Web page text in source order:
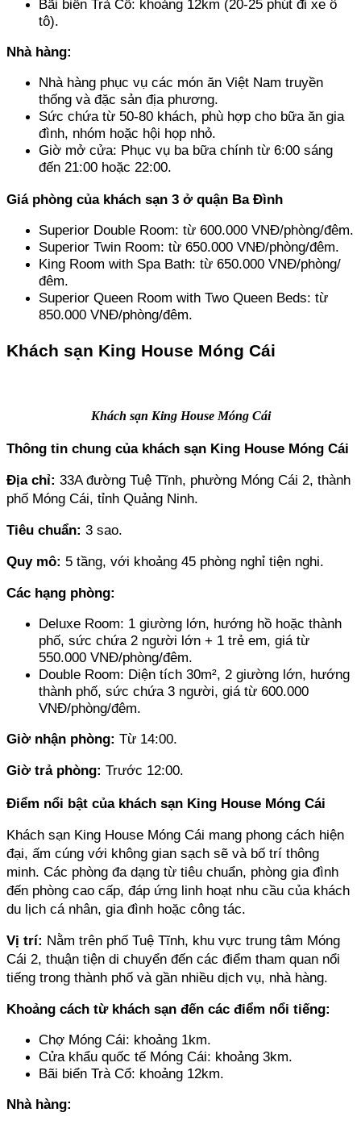
Bãi biển Trà Cổ: khoảng 12km (20-25 phút đi xe ô
tô).
Nhà hàng:
Nhà hàng phục vụ các món ăn Việt Nam truyền
thống và đặc sản địa phương.
Sức chứa từ 50-80 khách, phù hợp cho bữa ăn gia
đình, nhóm hoặc hội họp nhỏ.
Giờ mở cửa: Phục vụ ba bữa chính từ 6:00 sáng
đến 21:00 hoặc 22:00.
Giá phòng của khách sạn 3 ở quận Ba Đình
Superior Double Room: từ 600.000 VNĐ/phòng/đêm.
Superior Twin Room: từ 650.000 VNĐ/phòng/đêm.
King Room with Spa Bath: từ 650.000 VNĐ/phòng/
đêm.
Superior Queen Room with Two Queen Beds: từ
850.000 VNĐ/phòng/đêm.
Khách sạn King House Móng Cái
Khách sạn King House Móng Cái
Thông tin chung của khách sạn King House Móng Cái
Địa chỉ: 33A đường Tuệ Tĩnh, phường Móng Cái 2, thành
phố Móng Cái, tỉnh Quảng Ninh.
Tiêu chuẩn: 3 sao.
Quy mô: 5 tầng, với khoảng 45 phòng nghỉ tiện nghi.
Các hạng phòng:
Deluxe Room: 1 giường lớn, hướng hồ hoặc thành
phố, sức chứa 2 người lớn + 1 trẻ em, giá từ
550.000 VNĐ/phòng/đêm.
Double Room: Diện tích 30m², 2 giường lớn, hướng
thành phố, sức chứa 3 người, giá từ 600.000
VNĐ/phòng/đêm.
Giờ nhận phòng: Từ 14:00.
Giờ trả phòng: Trước 12:00.
Điểm nổi bật của khách sạn King House Móng Cái
Khách sạn King House Móng Cái mang phong cách hiện
đại, ấm cúng với không gian sạch sẽ và bố trí thông
minh. Các phòng đa dạng từ tiêu chuẩn, phòng gia đình
đến phòng cao cấp, đáp ứng linh hoạt nhu cầu của khách
du lịch cá nhân, gia đình hoặc công tác.
Vị trí: Nằm trên phố Tuệ Tĩnh, khu vực trung tâm Móng
Cái 2, thuận tiện di chuyển đến các điểm tham quan nổi
tiếng trong thành phố và gần nhiều dịch vụ, nhà hàng.
Khoảng cách từ khách sạn đến các điểm nổi tiếng:
Chợ Móng Cái: khoảng 1km.
Cửa khẩu quốc tế Móng Cái: khoảng 3km.
Bãi biển Trà Cổ: khoảng 12km.
Nhà hàng: